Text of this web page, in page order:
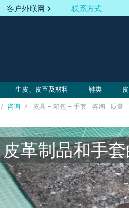
客户外联网 联系方式
生皮、皮革及材料 鞋类
/ 咨询 / 皮具 – 箱包 – 手套 - 咨询 - 质量
皮革制品和手